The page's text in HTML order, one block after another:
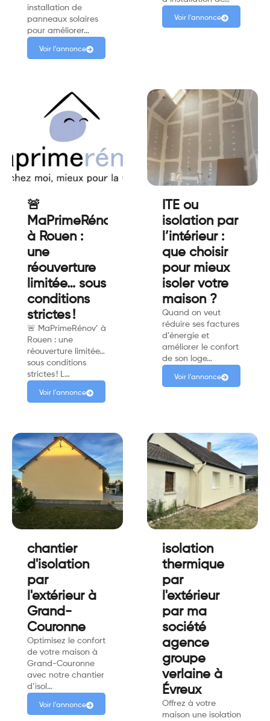
installation de
panneaux solaires
pour améliorer…
Voir l'annonce
Voir l'annonce
🚨
MaPrimeRénov'
à Rouen :
une
réouverture
limitée… sous
conditions
strictes !
🚨 MaPrimeRénov’ à
Rouen : une
réouverture limitée…
sous conditions
strictes ! L…
Voir l'annonce
ITE ou
isolation par
l’intérieur :
que choisir
pour mieux
isoler votre
maison ?
Quand on veut
réduire ses factures
d’énergie et
améliorer le confort
de son loge…
Voir l'annonce
chantier
d'isolation
par
l'extérieur à
Grand-
Couronne
Optimisez le confort
de votre maison à
Grand-Couronne
avec notre chantier
d’isol…
Voir l'annonce
isolation
thermique
par
l'extérieur
par ma
société
agence
groupe
verlaine à
Évreux
Offrez à votre
maison une isolation